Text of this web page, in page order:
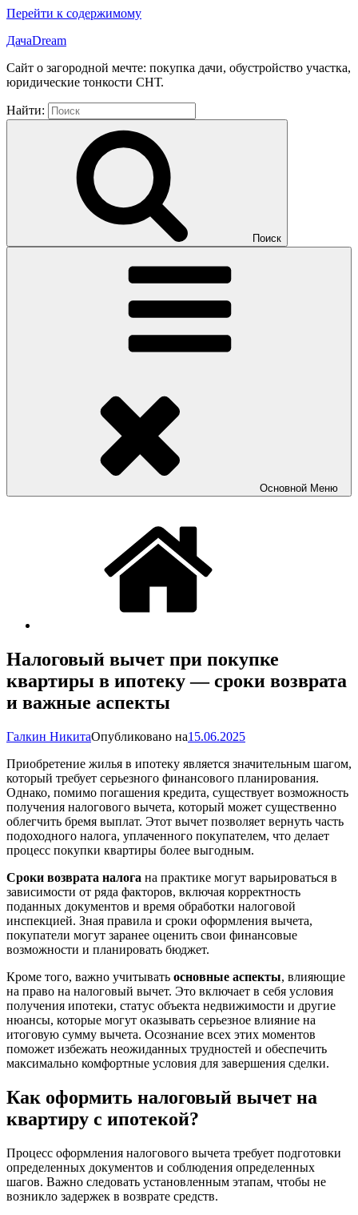
Перейти к содержимому
ДачаDream
Сайт о загородной мечте: покупка дачи, обустройство участка,
юридические тонкости СНТ.
Найти:
Поиск
Основной Меню
Налоговый вычет при покупке
квартиры в ипотеку — сроки возврата
и важные аспекты
Галкин НикитаОпубликовано на15.06.2025
Приобретение жилья в ипотеку является значительным шагом,
который требует серьезного финансового планирования.
Однако, помимо погашения кредита, существует возможность
получения налогового вычета, который может существенно
облегчить бремя выплат. Этот вычет позволяет вернуть часть
подоходного налога, уплаченного покупателем, что делает
процесс покупки квартиры более выгодным.
Сроки возврата налога на практике могут варьироваться в
зависимости от ряда факторов, включая корректность
поданных документов и время обработки налоговой
инспекцией. Зная правила и сроки оформления вычета,
покупатели могут заранее оценить свои финансовые
возможности и планировать бюджет.
Кроме того, важно учитывать основные аспекты, влияющие
на право на налоговый вычет. Это включает в себя условия
получения ипотеки, статус объекта недвижимости и другие
нюансы, которые могут оказывать серьезное влияние на
итоговую сумму вычета. Осознание всех этих моментов
поможет избежать неожиданных трудностей и обеспечить
максимально комфортные условия для завершения сделки.
Как оформить налоговый вычет на
квартиру с ипотекой?
Процесс оформления налогового вычета требует подготовки
определенных документов и соблюдения определенных
шагов. Важно следовать установленным этапам, чтобы не
возникло задержек в возврате средств.